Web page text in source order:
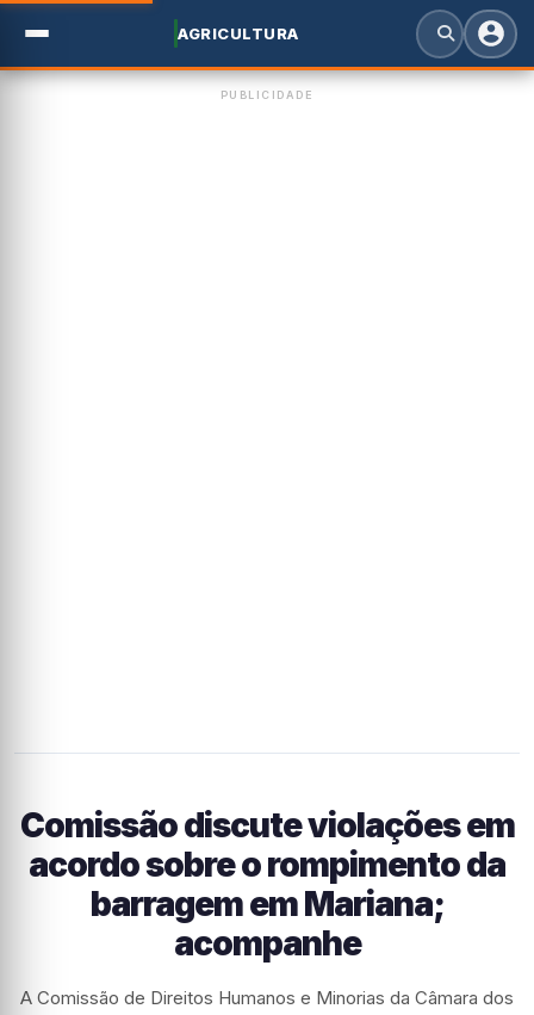
AGRICULTURA
PUBLICIDADE
Comissão discute violações em
acordo sobre o rompimento da
barragem em Mariana;
acompanhe
A Comissão de Direitos Humanos e Minorias da Câmara dos